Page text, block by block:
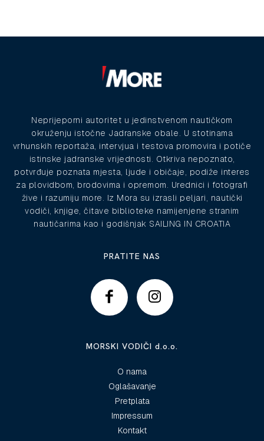
Neprijeporni autoritet u jedinstvenom nautičkom
okruženju istočne Jadranske obale. U stotinama
vrhunskih reportaža, intervjua i testova promovira i potiče
istinske jadranske vrijednosti. Otkriva nepoznato,
potvrđuje poznata mjesta, ljude i običaje, podiže interes
za plovidbom, brodovima i opremom. Urednici i fotografi
žive i razumiju more. Iz Mora su izrasli peljari, nautički
vodiči, knjige, čitave biblioteke namijenjene stranim
nautičarima kao i godišnjak SAILING IN CROATIA
PRATITE NAS
MORSKI VODIČI d.o.o.
O nama
Oglašavanje
Pretplata
Impressum
Kontakt